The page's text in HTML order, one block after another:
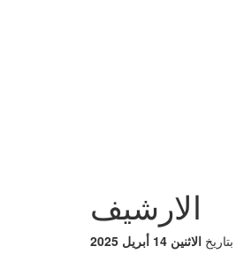
الارشيف
الاثنين 14 أبريل 2025